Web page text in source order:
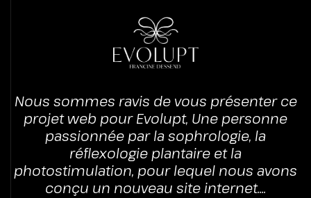
Nous sommes ravis de vous présenter ce
projet web pour Evolupt, Une personne
passionnée par la sophrologie, la
réflexologie plantaire et la
photostimulation, pour lequel nous avons
conçu un nouveau site internet....